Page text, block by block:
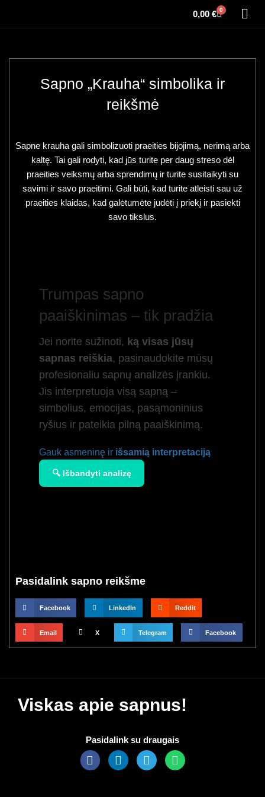
0,00 € 0
Sapno „Krauha“ simbolika ir
reikšmė
Sapne krauha gali simbolizuoti praeities bijojimą, nerimą arba
kaltę. Tai gali rodyti, kad jūs turite per daug streso dėl
praeities veiksmų arba sprendimų ir turite susitaikyti su
savimi ir savo praeitimi. Gali būti, kad turite atleisti sau už
praeities klaidas, kad galėtumėte judėti į priekį ir pasiekti
savo tikslus.
Trumpas sapno
paaiškinimas – tik pradžia
Jei norite sužinoti, ką visas jūsų
sapnas reiškia, pasinaudokite mūsų
profesionaliu sapnų analizės įrankiu.
Jis interpretuoja visą sapną –
simbolius, emocijas, pasąmoninius
ryšius ir pateikia pilną paaiškinimą.
Gauk asmeninę ir išsamią interpretaciją
🔍 Išbandyti analizę
Pasidalink sapno reikšme
Facebook LinkedIn Reddit
Email X Telegram Facebook
Viskas apie sapnus!
Pasidalink su draugais